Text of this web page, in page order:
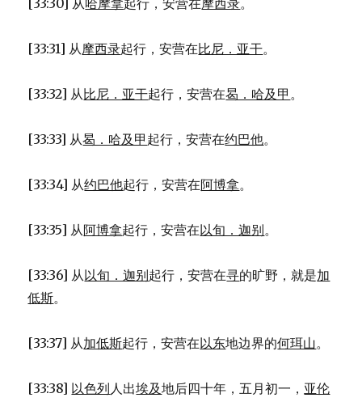
[33:30] 从哈摩拿起行，安营在摩西录。
[33:31] 从摩西录起行，安营在比尼．亚干。
[33:32] 从比尼．亚干起行，安营在曷．哈及甲 。
[33:33] 从曷．哈及甲 起行，安营在约巴他。
[33:34] 从约巴他起行，安营在阿博拿。
[33:35] 从阿博拿起行，安营在以旬．迦别。
[33:36] 从以旬．迦别起行，安营在寻的旷野，就是加
低斯。
[33:37] 从加低斯起行，安营在以东地边界的何珥山。
[33:38] 以色列人出埃及地后四十年，五月初一， 亚伦